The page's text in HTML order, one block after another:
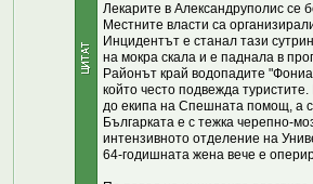
Лекарите в Александруполис се
Местните власти са
Инцидентът е станал тази
на мокра скала и е паднала в
Районът край водопадите
който често подвежда
до екипа на Спешната помощ, а
Българката е с тежка черепно-
интензивното отделение на
64-годишната жена вече е